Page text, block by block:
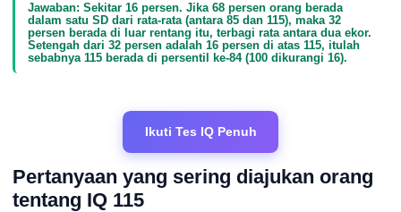
Jawaban: Sekitar 16 persen. Jika 68 persen orang berada
dalam satu SD dari rata-rata (antara 85 dan 115), maka 32
persen berada di luar rentang itu, terbagi rata antara dua ekor.
Setengah dari 32 persen adalah 16 persen di atas 115, itulah
sebabnya 115 berada di persentil ke-84 (100 dikurangi 16).
Ikuti Tes IQ Penuh
Pertanyaan yang sering diajukan orang
tentang IQ 115